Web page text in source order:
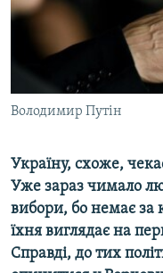
ВІДЕОУРОКИ «ELIFBE»
СВІДЧЕННЯ ОКУПАЦІЇ
УКРАЇНСЬКА ПРОБЛЕМА
ІНФОГРАФІКА
ДОЛУЧАЙСЯ!
Усі сайти RFE/RL
Володимир Путін
Україну, схоже,
Уже зараз чимало
вибори, бо немає за
їхня виглядає на
Справді, до тих